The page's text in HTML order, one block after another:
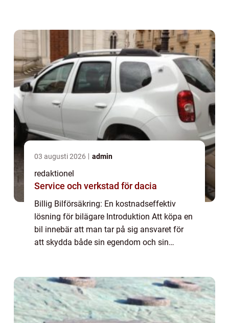
03 augusti 2026 admin
redaktionel
Service och verkstad för dacia
Billig Bilförsäkring: En kostnadseffektiv
lösning för bilägare Introduktion Att köpa en
bil innebär att man tar på sig ansvaret för
att skydda både sin egendom och sin